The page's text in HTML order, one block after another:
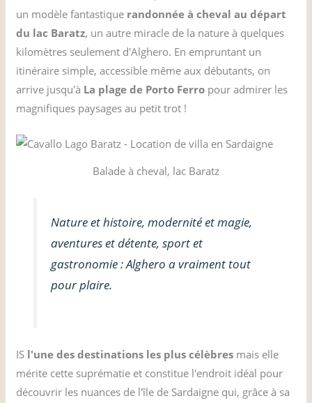
un modèle fantastique randonnée à cheval au départ
du lac Baratz, un autre miracle de la nature à quelques
kilomètres seulement d'Alghero. En empruntant un
itinéraire simple, accessible même aux débutants, on
arrive jusqu'à La plage de Porto Ferro pour admirer les
magnifiques paysages au petit trot !
Balade à cheval, lac Baratz
Nature et histoire, modernité et magie,
aventures et détente, sport et
gastronomie : Alghero a vraiment tout
pour plaire.
IS l'une des destinations les plus célèbres mais elle
mérite cette suprématie et constitue l'endroit idéal pour
découvrir les nuances de l'île de Sardaigne qui, grâce à sa